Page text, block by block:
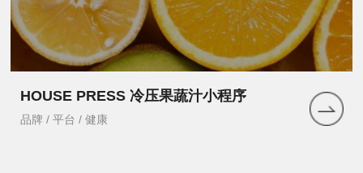
HOUSE PRESS 冷压果蔬汁小程序
品牌 / 平台 / 健康